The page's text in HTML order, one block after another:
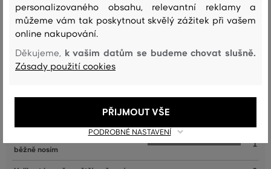
Recenze
JAK SEDĚLA VYBRANÁ VELIKOST NAŠIM ZÁKAZNÍKŮM
nosím
Velikost je o něco menší, než nosím
Velikost odpovídá velikosti, kterou
běžně nosím
1
personalizovaného obsahu, relevantní reklamy a
můžeme vám tak poskytnout skvělý zážitek při vašem
online nakupování.
Děkujeme, k vašim datům se budeme chovat slušně.
Zásady použití cookies
PODROBNÉ NASTAVENÍ
PŘIJMOUT VŠE